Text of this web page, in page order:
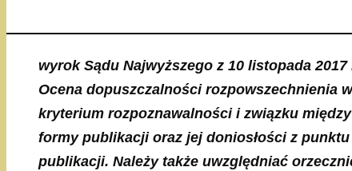
wyrok Sądu Najwyższego z 10 listopada 2017
Ocena dopuszczalności rozpowszechnienia
kryterium rozpoznawalności i związku
formy publikacji oraz jej doniosłości z
publikacji. Należy także uwzględniać